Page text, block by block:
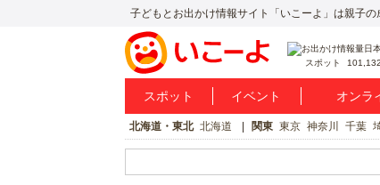
子どもとお出かけ情報サイト「いこーよ」は親子の
スポット
スポット イベント オンラ
北海道・東北 北海道 関東 東京 神奈川 千葉